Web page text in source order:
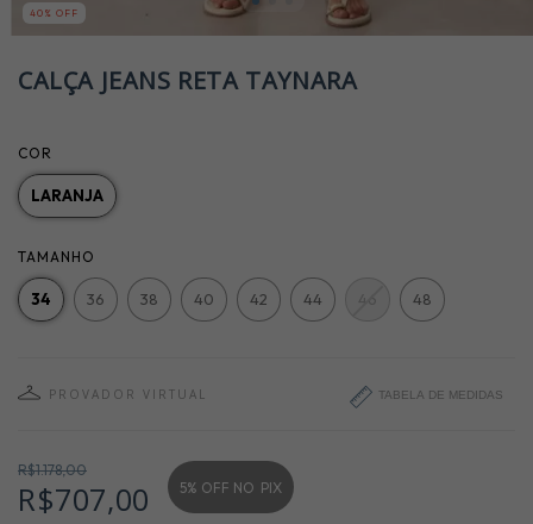
40 % OFF
CALÇA JEANS RETA TAYNARA
TAMANHO
34 36 38 40 42 44 48
COR
LARANJA
PROVADOR VIRTUAL TABELA DE MEDIDAS
R$1.178,00
R$707,00 5% OFF NO PIX